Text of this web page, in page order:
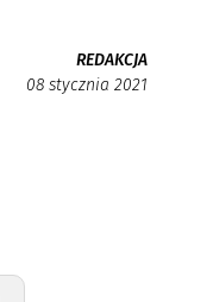
REDAKCJA
08 stycznia 2021